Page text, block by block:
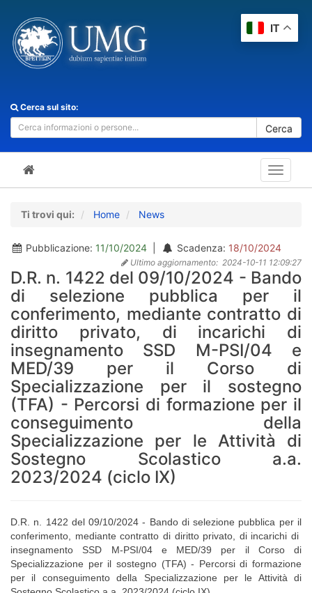
Cerca sul sito:
Cerca
Toggle
Ti trovi qui: Home News
Pubblicazione: 11/10/2024 Scadenza: 18/10/2024
Ultimo aggiornamento: 2024-10-11 12:09:27
D.R. n. 1422 del 09/10/2024 - Bando
di selezione pubblica per il
conferimento, mediante contratto di
diritto privato, di incarichi di
insegnamento SSD M-PSI/04 e
MED/39 per il Corso di
Specializzazione per il sostegno
(TFA) - Percorsi di formazione per il
conseguimento della
Specializzazione per le Attività di
Sostegno Scolastico a.a.
2023/2024 (ciclo IX)
D.R. n. 1422 del 09/10/2024 - Bando di selezione pubblica per il
conferimento, mediante contratto di diritto privato, di incarichi di
insegnamento SSD M-PSI/04 e MED/39 per il Corso di
Specializzazione per il sostegno (TFA) - Percorsi di formazione
per il conseguimento della Specializzazione per le Attività di
IT